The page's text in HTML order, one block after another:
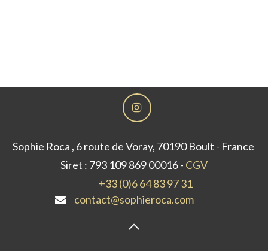
Sophie Roca , 6 route de Voray, 70190 Boult - France
Siret : 793 109 869 00016 - CGV
+33 (0)6 64 83 97 31
contact@sophieroca.com